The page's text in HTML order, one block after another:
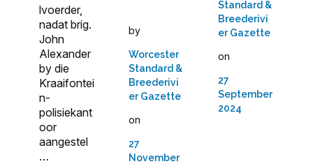
lvoerder,
nadat brig.
John
Alexander
by die
Kraaifontei
n-
polisiekant
oor
aangestel
…
by
Worcester
Standard &
Breederivi
er Gazette
on
27
November
Standard &
Breederivi
er Gazette
on
27
September
2024